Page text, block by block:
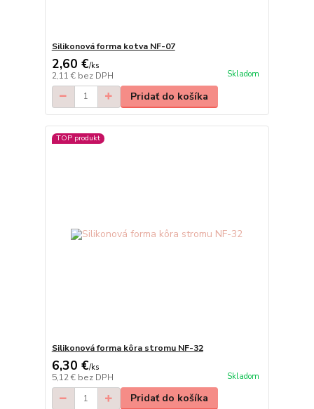
Silikonová forma kotva NF-07
2,60 €/ks
2,11 € bez DPH Skladom
Pridať do košíka
TOP produkt
Silikonová forma kôra stromu NF-32
6,30 €/ks
5,12 € bez DPH Skladom
Pridať do košíka